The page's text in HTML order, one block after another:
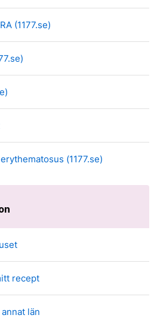
(1177.se)
(1177.se)
recept
län